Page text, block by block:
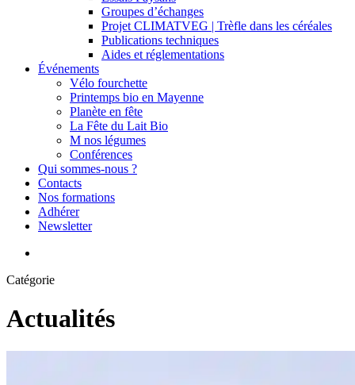
Groupes d’échanges
Projet CLIMATVEG | Trèfle dans les céréales
Publications techniques
Aides et réglementations
Événements
Vélo fourchette
Printemps bio en Mayenne
Planète en fête
La Fête du Lait Bio
M nos légumes
Conférences
Qui sommes-nous ?
Contacts
Nos formations
Adhérer
Newsletter
Catégorie
Actualités